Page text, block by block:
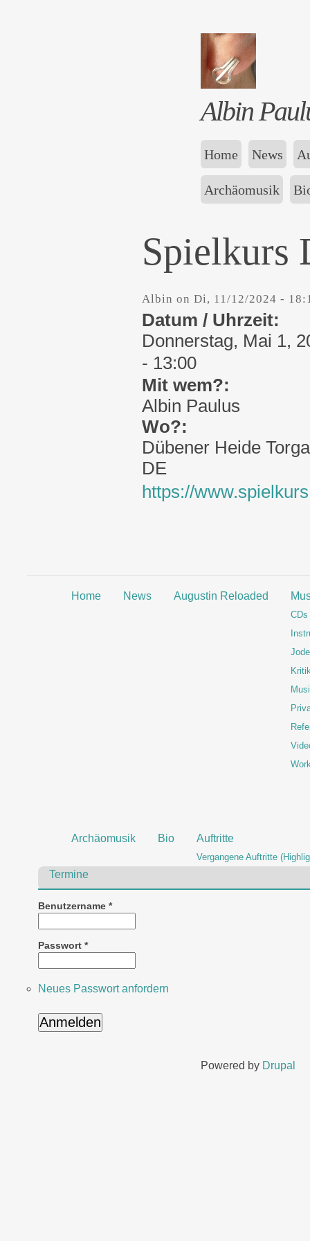
Albin
Home News
Archäomusik
Spielkurs
Albin onDi, 11/12/2024 -
Datum / Uhrzeit:
Donnerstag, Mai 1,
- 13:00
Mit wem?:
Albin Paulus
Wo?:
Dübener Heide
DE
https://
Home News Augustin Reloaded
CDs
Archäomusik Bio Auftritte
Vergangene Auftritte
Termine
Benutzername*
Passwort*
Neues Passwort anfordern
Powered by Drupal